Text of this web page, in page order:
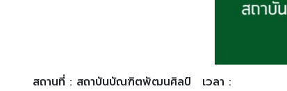
สถานที่ : สถาบันบัณฑิตพัฒนศิลป์ เวลา :